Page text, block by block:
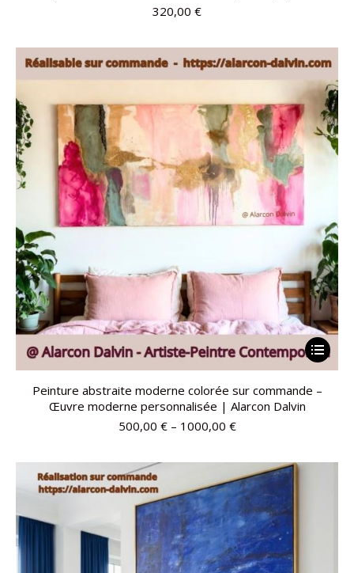
320,00 €
Peinture abstraite moderne colorée sur commande –
Œuvre moderne personnalisée | Alarcon Dalvin
500,00 €– 1000,00 €